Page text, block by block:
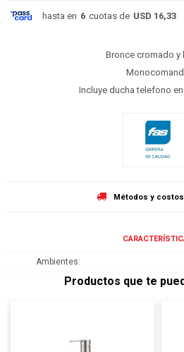
hasta en 6 cuotas de USD 16,33
Bronce cromado y
Incluye ducha telefono
Métodos y
Ambientes
Productos que te